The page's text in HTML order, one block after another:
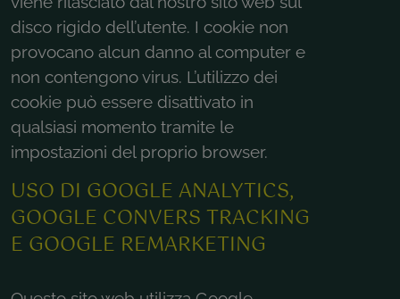
disco rigido dell’utente. I cookie non
provocano alcun danno al computer e
non contengono virus. L’utilizzo dei
cookie può essere disattivato in
qualsiasi momento tramite le
impostazioni del proprio browser.
USO DI GOOGLE ANALYTICS,
GOOGLE CONVERS TRACKING
E GOOGLE REMARKETING